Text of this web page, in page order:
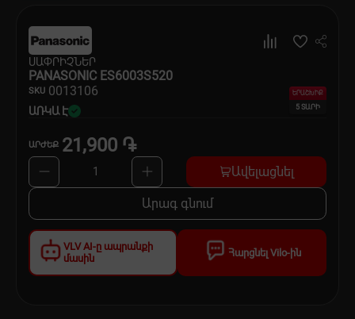
Տնտեսական ապրանքներ
Ինքնագնացներ և ինքնագլորներ
VLV AI-ը ապրանքի
մասին
Հարցնել Vilo-ին
ՍԱՓՐԻՉՆԵՐ
PANASONIC ES6003S520
SKU 0013106
ԱՌԿԱ Է
ԵՐԱՇԽԻՔ
5 ՏԱՐԻ
ԱՐԺԵՔ 21,900 ֏
1 Ավելացնել
Արագ գնում